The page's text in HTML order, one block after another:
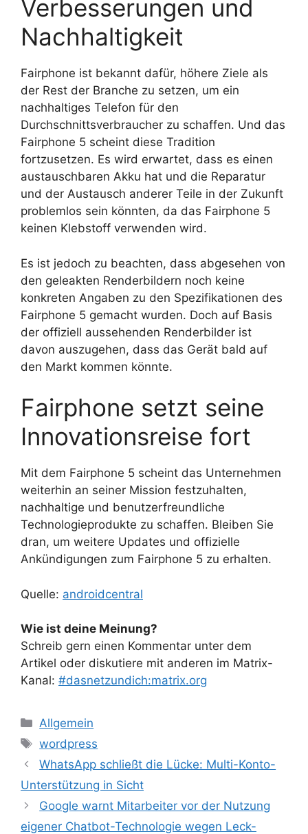
Verbesserungen und
Nachhaltigkeit
Fairphone ist bekannt dafür, höhere Ziele als
der Rest der Branche zu setzen, um ein
nachhaltiges Telefon für den
Durchschnittsverbraucher zu schaffen. Und das
Fairphone 5 scheint diese Tradition
fortzusetzen. Es wird erwartet, dass es einen
austauschbaren Akku hat und die Reparatur
und der Austausch anderer Teile in der Zukunft
problemlos sein könnten, da das Fairphone 5
keinen Klebstoff verwenden wird.
Es ist jedoch zu beachten, dass abgesehen von
den geleakten Renderbildern noch keine
konkreten Angaben zu den Spezifikationen des
Fairphone 5 gemacht wurden. Doch auf Basis
der offiziell aussehenden Renderbilder ist
davon auszugehen, dass das Gerät bald auf
den Markt kommen könnte.
Fairphone setzt seine
Innovationsreise fort
Mit dem Fairphone 5 scheint das Unternehmen
weiterhin an seiner Mission festzuhalten,
nachhaltige und benutzerfreundliche
Technologieprodukte zu schaffen. Bleiben Sie
dran, um weitere Updates und offizielle
Ankündigungen zum Fairphone 5 zu erhalten.
Quelle: androidcentral
Wie ist deine Meinung?
Schreib gern einen Kommentar unter dem
Artikel oder diskutiere mit anderen im Matrix-
Kanal: #dasnetzundich:matrix.org
Kategorien
Allgemein
Schlagwörter
wordpress
WhatsApp schließt die Lücke: Multi-Konto-
Unterstützung in Sicht
Google warnt Mitarbeiter vor der Nutzung
eigener Chatbot-Technologie wegen Leck-